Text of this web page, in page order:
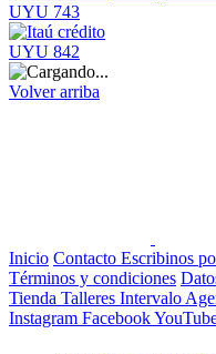
UYU 743
UYU 842
Volver arriba
Inicio Contacto Escribinos
Términos y condiciones
Tienda Talleres Intervalo
Instagram Facebook